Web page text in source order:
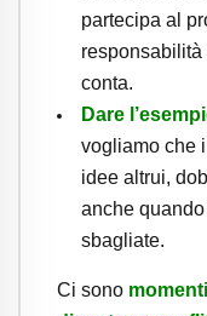
partecipa al
conta.
Dare
vogliamo che
idee altrui,
anche
sbagliate.
Ci sono